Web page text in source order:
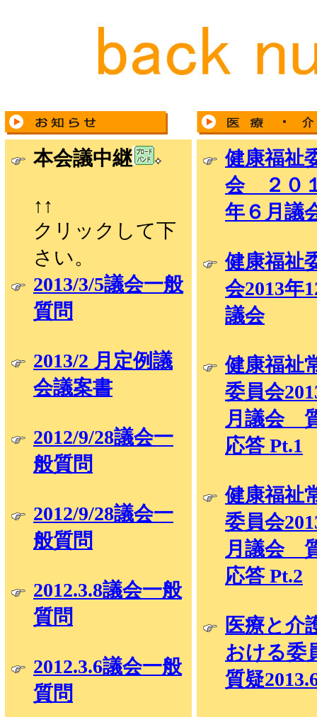
本会議中継
↑↑
クリックして下
さい。
2013/3/5議会一般
質問
2013/2 月定例議
会議案書
2012/9/28議会一
般質問
2012/9/28議会一
般質問
2012.3.8議会一般
質問
2012.3.6議会一般
質問
健康福祉
会 ２０
年６月議
健康福祉
会2013年
議会
健康福祉
委員会
月議会
応答 Pt.1
健康福祉
委員会
月議会
応答 Pt.2
医療と介
おける委
質疑